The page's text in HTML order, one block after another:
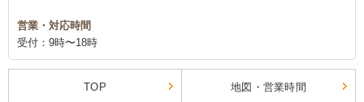
営業・対応時間
受付：9時〜18時
TOP 地図・営業時間